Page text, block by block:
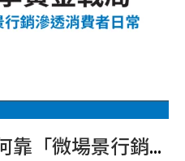
夏季黃金戰局：如何靠「微場景行銷」滲透消費者的日常？